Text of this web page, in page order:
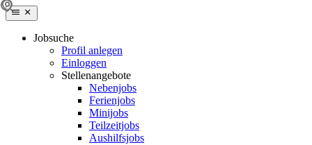
Jobsuche
Profil anlegen
Einloggen
Stellenangebote
Nebenjobs
Ferienjobs
Minijobs
Teilzeitjobs
Aushilfsjobs